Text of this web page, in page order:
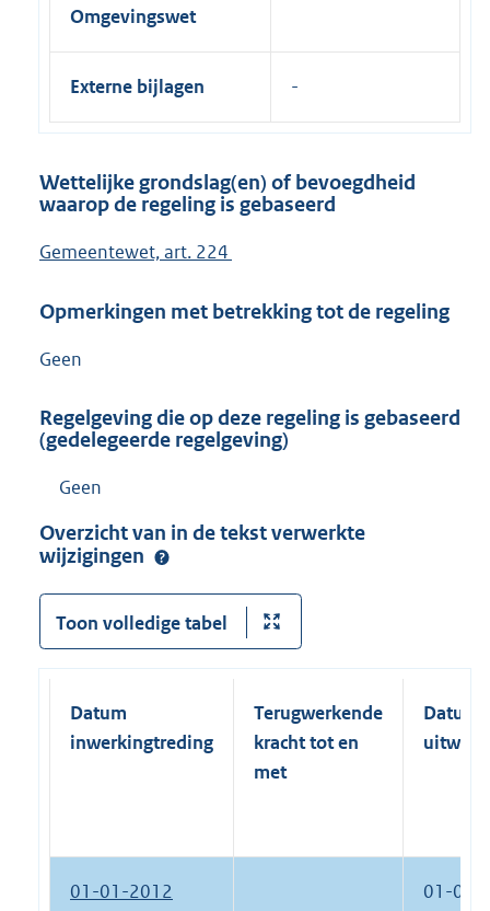
Omgevingswet
Externe bijlagen
Wettelijke grondslag(en) of bevoegdheid
waarop de regeling is gebaseerd
Gemeentewet, art. 224
Opmerkingen met betrekking tot de regeling
Geen
Regelgeving die op deze regeling is gebaseerd
(gedelegeerde regelgeving)
Geen
Overzicht van in de tekst verwerkte
wijzigingen
Toon volledige tabel
Datum
inwerkingtreding
Terugwerkende
kracht tot en
met
Datum
01-01-2012 01-01-